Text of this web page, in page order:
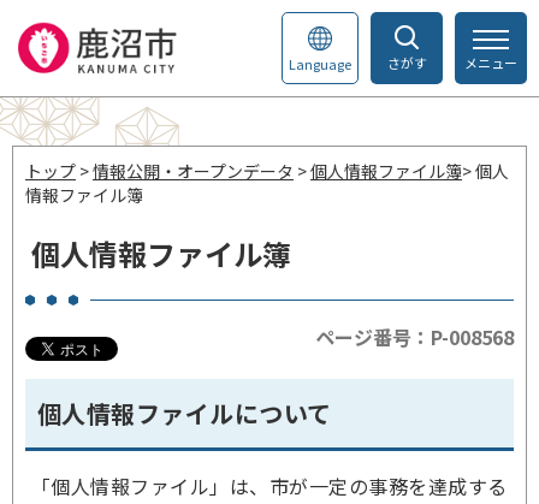
さがす
Language メニュー
トップ >情報公開・オープンデータ >個人情報ファイル簿> 個人
情報ファイル簿
個人情報ファイル簿
ページ番号：P-008568
個人情報ファイルについて
「個人情報ファイル」は、市が一定の事務を達成する